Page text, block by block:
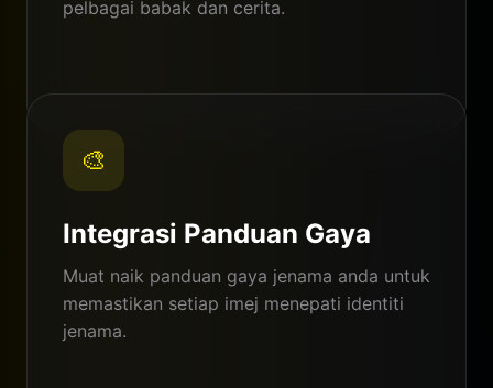
pelbagai babak dan cerita.
🎨
Integrasi Panduan Gaya
Muat naik panduan gaya jenama anda untuk
memastikan setiap imej menepati identiti
jenama.